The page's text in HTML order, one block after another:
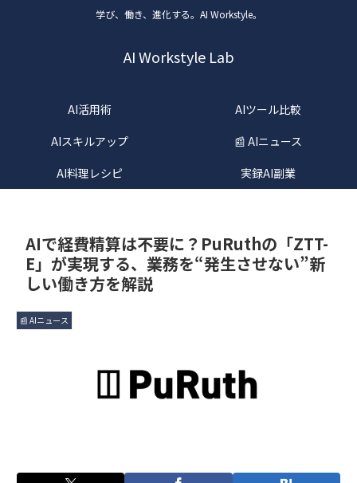
学び、働き、進化する。AI Workstyle。
AI Workstyle Lab
AI活用術
AIツール比較
AIスキルアップ
📰 AIニュース
AI料理レシピ
実録AI副業
AIで経費精算は不要に？PuRuthの「ZTT-
E」が実現する、業務を“発生させない”新
しい働き方を解説
📰 AIニュース